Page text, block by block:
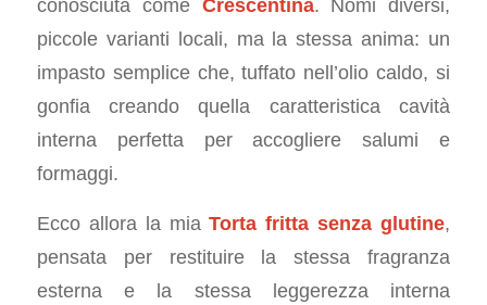
piccole varianti locali, ma la stessa anima: un
impasto semplice che, tuffato nell’olio caldo, si
gonfia creando quella caratteristica cavità
interna perfetta per accogliere salumi e
formaggi.
Ecco allora la miaTorta fritta senza glutine,
pensata per restituire la stessa fragranza
esterna e la stessa leggerezza interna